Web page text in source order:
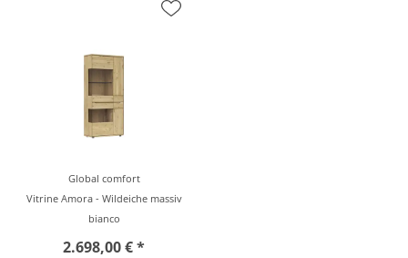
Global comfort
Vitrine Amora - Wildeiche massiv
bianco
2.698,00 € *